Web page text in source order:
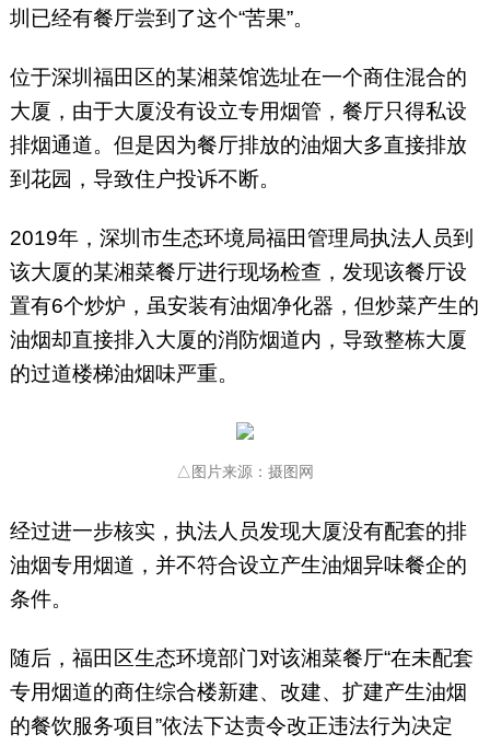
圳已经有餐厅尝到了这个“苦果”。
位于深圳福田区的某湘菜馆选址在一个商住混合的
大厦，由于大厦没有设立专用烟管，餐厅只得私设
排烟通道。但是因为餐厅排放的油烟大多直接排放
到花园，导致住户投诉不断。
2019年，深圳市生态环境局福田管理局执法人员到
该大厦的某湘菜餐厅进行现场检查，发现该餐厅设
置有6个炒炉，虽安装有油烟净化器，但炒菜产生的
油烟却直接排入大厦的消防烟道内，导致整栋大厦
的过道楼梯油烟味严重。
△图片来源：摄图网
经过进一步核实，执法人员发现大厦没有配套的排
油烟专用烟道，并不符合设立产生油烟异味餐企的
条件。
随后，福田区生态环境部门对该湘菜餐厅“在未配套
专用烟道的商住综合楼新建、改建、扩建产生油烟
的餐饮服务项目”依法下达责令改正违法行为决定